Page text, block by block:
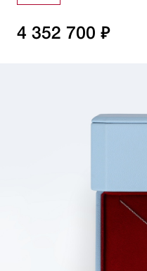
4 352 700 ₽